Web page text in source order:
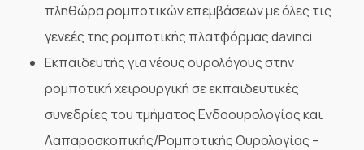
πληθώρα ρομποτικών επεμβάσεων με όλες τις
γενεές της ρομποτικής πλατφόρμας davinci.
Εκπαιδευτής για νέους ουρολόγους στην
ρομποτική χειρουργική σε εκπαιδευτικές
συνεδρίες του τμήματος Ενδοουρολογίας και
Λαπαροσκοπικής/Ρομποτικής Ουρολογίας –